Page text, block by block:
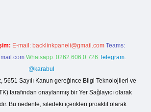
E-mail: backlinkpaneli@gmail.com Teams:
Whatsapp: 0262 606 0 726 Telegram:
@karabul
5651 Sayılı Kanun gereğince Bilgi Teknolojileri ve
tarafından onaylanmış bir Yer Sağlayıcı olarak
Bu nedenle, sitedeki içerikleri proaktif olarak